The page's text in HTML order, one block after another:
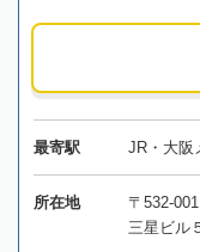
最寄駅 JR・大阪
所在地
〒532-
三星ビル